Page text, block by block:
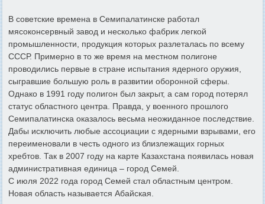
В советские времена в Семипалатинске работал
мясоконсервный завод и несколько фабрик легкой
промышленности, продукция которых разлеталась по всему
СССР. Примерно в то же время на местном полигоне
проводились первые в стране испытания ядерного оружия,
сыгравшие большую роль в развитии оборонной сферы.
Однако в 1991 году полигон был закрыт, а сам город потерял
статус областного центра. Правда, у военного прошлого
Семипалатинска оказалось весьма неожиданное последствие.
Дабы исключить любые ассоциации с ядерными взрывами, его
переименовали в честь одного из близлежащих горных
хребтов. Так в 2007 году на карте Казахстана появилась новая
административная единица – город Семей.
С июля 2022 года город Семей стал областным центром.
Новая область называется Абайская.